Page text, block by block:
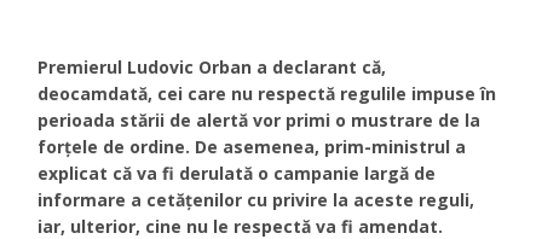
Premierul Ludovic Orban a declarant că,
deocamdată, cei care nu respectă regulile impuse în
perioada stării de alertă vor primi o mustrare de la
forțele de ordine. De asemenea, prim-ministrul a
explicat că va fi derulată o campanie largă de
informare a cetățenilor cu privire la aceste reguli,
iar, ulterior, cine nu le respectă va fi amendat.